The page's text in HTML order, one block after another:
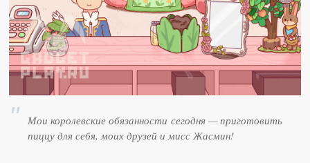
Мои королевские обязанности сегодня — приготовить
пиццу для себя, моих друзей и мисс Жасмин!